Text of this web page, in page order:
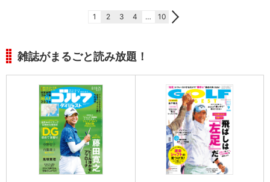
1 2 3 4 … 10
雑誌がまるごと読み放題！